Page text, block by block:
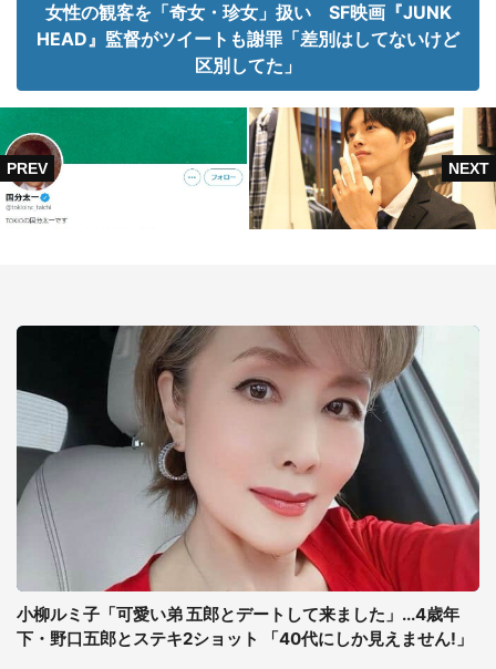
女性の観客を「奇女・珍女」扱い SF映画『JUNK
HEAD』監督がツイートも謝罪「差別はしてないけど
区別してた」
小柳ルミ子「可愛い弟 五郎とデートして来ました」...4歳年
下・野口五郎とステキ2ショット 「40代にしか見えません!」